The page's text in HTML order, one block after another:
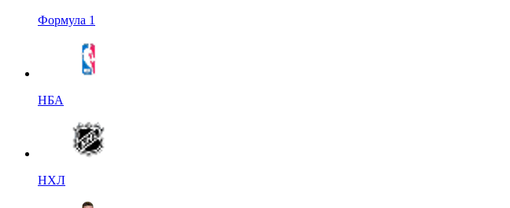
Формула 1
НБА
НХЛ